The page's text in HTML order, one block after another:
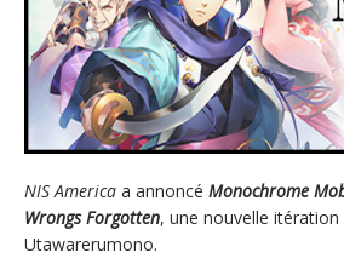
NIS America a annoncé Monochrome
Wrongs Forgotten, une nouvelle itération
Utawarerumono.